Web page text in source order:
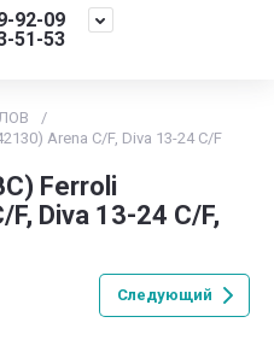
92-09
51-53
/
Arena C/F, Diva 13-24 C/F
Ferroli
Diva 13-24 C/F,
Следующий